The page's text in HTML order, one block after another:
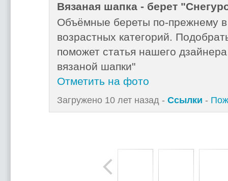
Вязаная шапка - берет
Объёмные береты по-прежнему
возрастных категорий.
поможет статья нашего
вязаной шапки"
Отметить на фото
Загружено 10 лет назад - Ссылки -